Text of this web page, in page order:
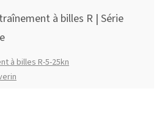
à billes R | Série
à billes R-5-25kn